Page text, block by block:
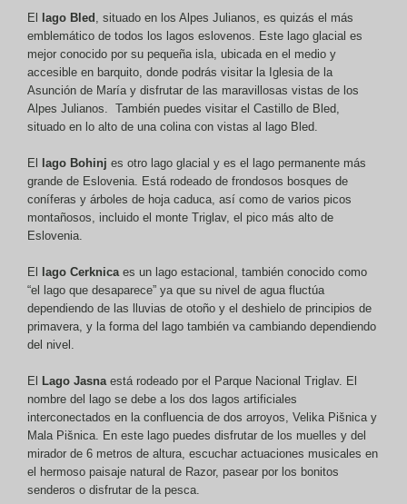
El lago Bled , situado en los Alpes Julianos, es quizás el más
emblemático de todos los lagos eslovenos. Este lago glacial es
mejor conocido por su pequeña isla, ubicada en el medio y
accesible en barquito, donde podrás visitar la Iglesia de la
Asunción de María y disfrutar de las maravillosas vistas de los
Alpes Julianos. También puedes visitar el Castillo de Bled,
situado en lo alto de una colina con vistas al lago Bled.
El lago Bohinj es otro lago glacial y es el lago permanente más
grande de Eslovenia. Está rodeado de frondosos bosques de
coníferas y árboles de hoja caduca, así como de varios picos
montañosos, incluido el monte Triglav, el pico más alto de
Eslovenia.
El lago Cerknica es un lago estacional, también conocido como
“el lago que desaparece” ya que su nivel de agua fluctúa
dependiendo de las lluvias de otoño y el deshielo de principios de
primavera, y la forma del lago también va cambiando dependiendo
del nivel.
El Lago Jasnaestá rodeado por el Parque Nacional Triglav. El
nombre del lago se debe a los dos lagos artificiales
interconectados en la confluencia de dos arroyos, Velika Pišnica y
Mala Pišnica. En este lago puedes disfrutar de los muelles y del
mirador de 6 metros de altura, escuchar actuaciones musicales en
el hermoso paisaje natural de Razor, pasear por los bonitos
senderos o disfrutar de la pesca.